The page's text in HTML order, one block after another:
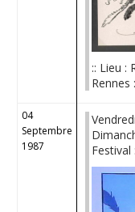
:: Lieu :
Rennes
04
Septembre
1987
Festival